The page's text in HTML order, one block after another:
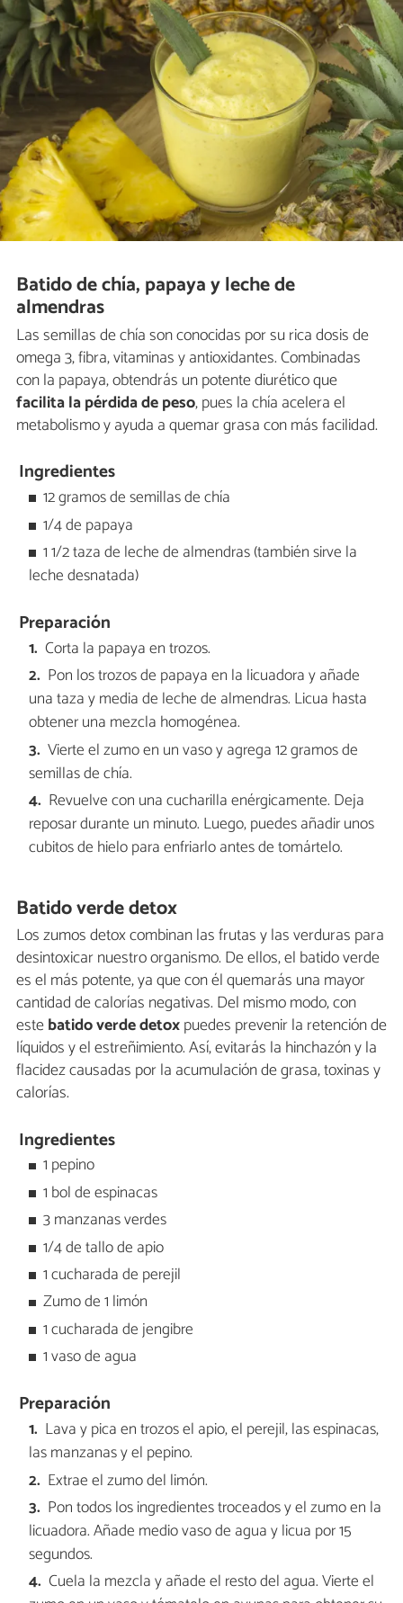
Batido de chía, papaya y leche de
almendras
Las semillas de chía son conocidas por su rica dosis de
omega 3, fibra, vitaminas y antioxidantes. Combinadas
con la papaya, obtendrás un potente diurético que
facilita la pérdida de peso, pues la chía acelera el
metabolismo y ayuda a quemar grasa con más facilidad.
Ingredientes
12 gramos de semillas de chía
1/4 de papaya
1 1/2 taza de leche de almendras (también sirve la
leche desnatada)
Preparación
Corta la papaya en trozos.
Pon los trozos de papaya en la licuadora y añade
una taza y media de leche de almendras. Licua hasta
obtener una mezcla homogénea.
Vierte el zumo en un vaso y agrega 12 gramos de
semillas de chía.
Revuelve con una cucharilla enérgicamente. Deja
reposar durante un minuto. Luego, puedes añadir unos
cubitos de hielo para enfriarlo antes de tomártelo.
Batido verde detox
Los zumos detox combinan las frutas y las verduras para
desintoxicar nuestro organismo. De ellos, el batido verde
es el más potente, ya que con él quemarás una mayor
cantidad de calorías negativas. Del mismo modo, con
estebatido verde detoxpuedes prevenir la retención de
líquidos y el estreñimiento. Así, evitarás la hinchazón y la
flacidez causadas por la acumulación de grasa, toxinas y
calorías.
Ingredientes
1 pepino
1 bol de espinacas
3 manzanas verdes
1/4 de tallo de apio
1 cucharada de perejil
Zumo de 1 limón
1 cucharada de jengibre
1 vaso de agua
Preparación
Lava y pica en trozos el apio, el perejil, las espinacas,
las manzanas y el pepino.
Extrae el zumo del limón.
Pon todos los ingredientes troceados y el zumo en la
licuadora. Añade medio vaso de agua y licua por 15
segundos.
Cuela la mezcla y añade el resto del agua. Vierte el